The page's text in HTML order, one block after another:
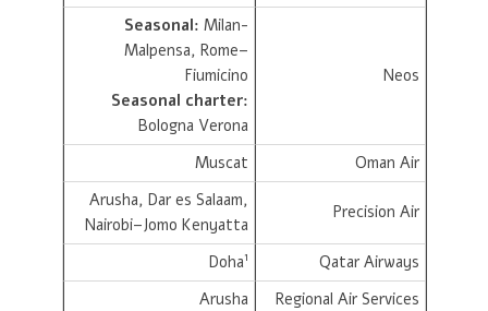
Neos
Seasonal: Milan-
Malpensa, Rome–
Fiumicino
Seasonal charter:
Bologna Verona
Oman Air
Muscat
Precision Air
Arusha, Dar es Salaam,
Nairobi–Jomo Kenyatta
Qatar Airways
Doha1
Regional Air Services
Arusha